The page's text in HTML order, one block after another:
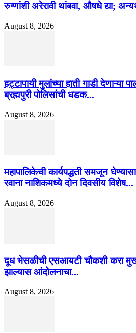
रुग्णांशी अरेरावी थांबवा, औषधे द्या;
August 8, 2026
हट्टापायी मुलांच्या हाती गाडी
ब्रह्मपुरी पोलिसांची धडक...
August 8, 2026
महापालिकेची कार्यपद्धती समजून
रवाना नाशिकमध्ये दोन दिवसीय विशेष...
August 8, 2026
दूध भेसळीची एसआयटी चौकशी करा
झाल्यास आंदोलनाचा...
August 8, 2026